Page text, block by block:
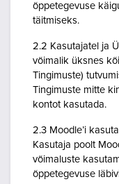
õppetegevuse
täitmiseks.
2.2 Kasutajatel ja
võimalik üksnes
Tingimuste)
Tingimuste mitte
kontot kasutada.
2.3 Moodle’i
Kasutaja poolt
võimaluste
õppetegevuse